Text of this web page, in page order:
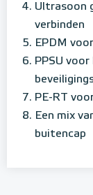
Ultrasoon
verbinden
EPDM
PPSU
PE-RT
Een mix
buitencap